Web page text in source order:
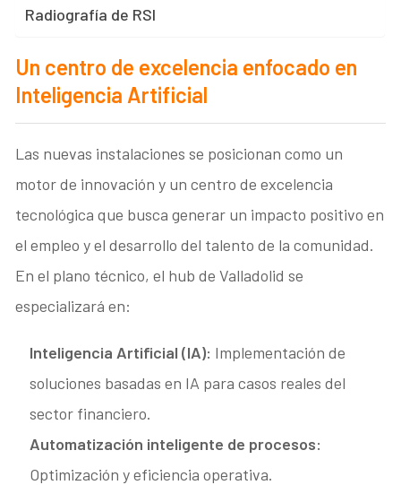
Radiografía de RSI
Un centro de excelencia enfocado en
Inteligencia Artificial
Las nuevas instalaciones se posicionan como un
motor de innovación y un centro de excelencia
tecnológica que busca generar un impacto positivo en
el empleo y el desarrollo del talento de la comunidad.
En el plano técnico, el hub de Valladolid se
especializará en:
Inteligencia Artificial (IA): Implementación de
soluciones basadas en IA para casos reales del
sector financiero.
Automatización inteligente de procesos:
Optimización y eficiencia operativa.